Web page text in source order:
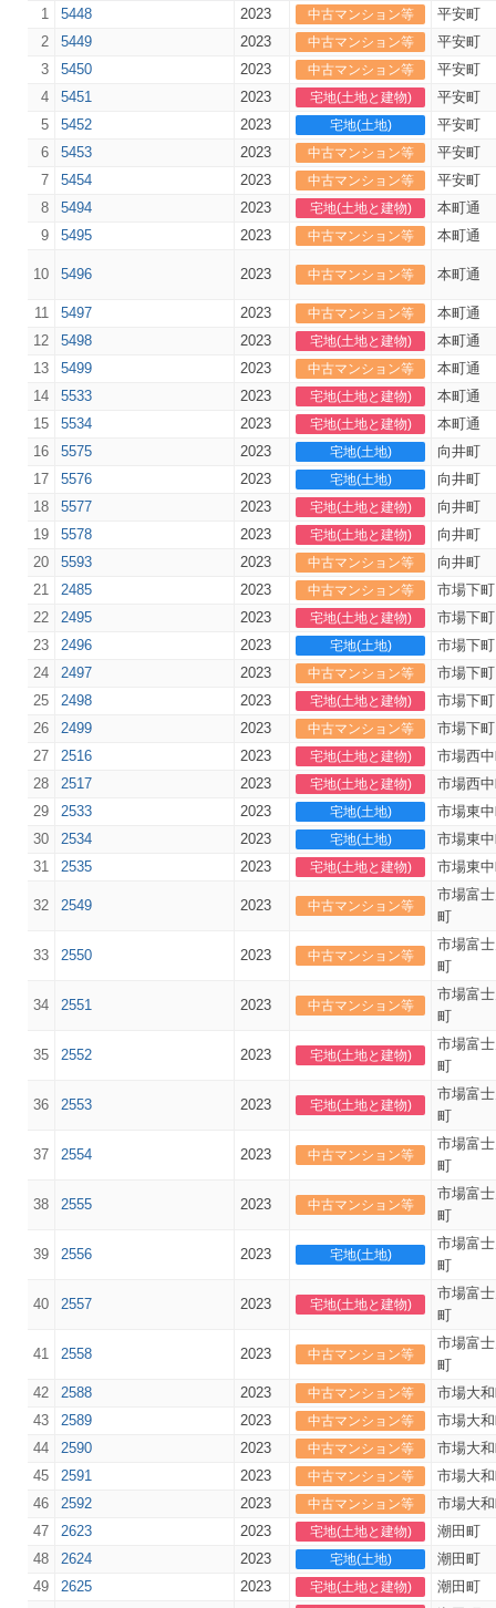
1
5448 2023 中古マンション等
平安町
2
5449 2023 中古マンション等
平安町
3
5450 2023 中古マンション等
平安町
4
5451 2023 宅地(土地と建物)
平安町
5
5452 2023 宅地(土地)
平安町
6
5453 2023 中古マンション等
平安町
7
5454 2023 中古マンション等
平安町
8
5494 2023 宅地(土地と建物)
本町通
9
5495 2023 中古マンション等 本町通
10 5496 2023 中古マンション等 本町通
11 5497 2023 中古マンション等
本町通
12
5498 2023 宅地(土地と建物)
本町通
13
5499 2023 中古マンション等
本町通
14
5533 2023 宅地(土地と建物)
本町通
15
5534 2023 宅地(土地と建物)
本町通
16
5575 2023 宅地(土地)
向井町
17
5576 2023 宅地(土地)
向井町
18
5577 2023 宅地(土地と建物)
向井町
19
5578 2023 宅地(土地と建物)
向井町
20
5593 2023 中古マンション等
向井町
21
2485 2023 中古マンション等
市場下町
22
2495 2023 宅地(土地と建物)
市場下町
23
2496 2023 宅地(土地)
市場下町
24
2497 2023 中古マンション等
市場下町
25
2498 2023 宅地(土地と建物)
市場下町
26
2499 2023 中古マンション等
市場下町
27
2516 2023 宅地(土地と建物)
市場西
28
2517 2023 宅地(土地と建物)
市場西
29
2533 2023 宅地(土地)
市場東
30
2534 2023 宅地(土地)
市場東
31
2535 2023 宅地(土地と建物) 市場東
32 2549 2023 中古マンション等
市場富
町
33 2550 2023 中古マンション等
市場富
町
34 2551 2023 中古マンション等
市場富
町
35 2552 2023 宅地(土地と建物)
市場富
町
36 2553 2023 宅地(土地と建物)
市場富
町
37 2554 2023 中古マンション等
市場富
町
38 2555 2023 中古マンション等
市場富
町
39 2556 2023 宅地(土地)
市場富
町
40 2557 2023 宅地(土地と建物)
市場富
町
41 2558 2023 中古マンション等
市場富
町
42
2588 2023 中古マンション等
市場大
43
2589 2023 中古マンション等
市場大
44
2590 2023 中古マンション等
市場大
45
2591 2023 中古マンション等
市場大
46
2592 2023 中古マンション等
市場大
47
2623 2023 宅地(土地と建物)
潮田町
48
2624 2023 宅地(土地)
潮田町
49
2625 2023 宅地(土地と建物)
潮田町